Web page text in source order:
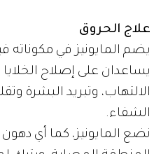
علاج الحروق
يساعدان على إصلاح
الالتهاب، وتبريد البشرة
الشفاء.
نضع المايونيز، كما أي